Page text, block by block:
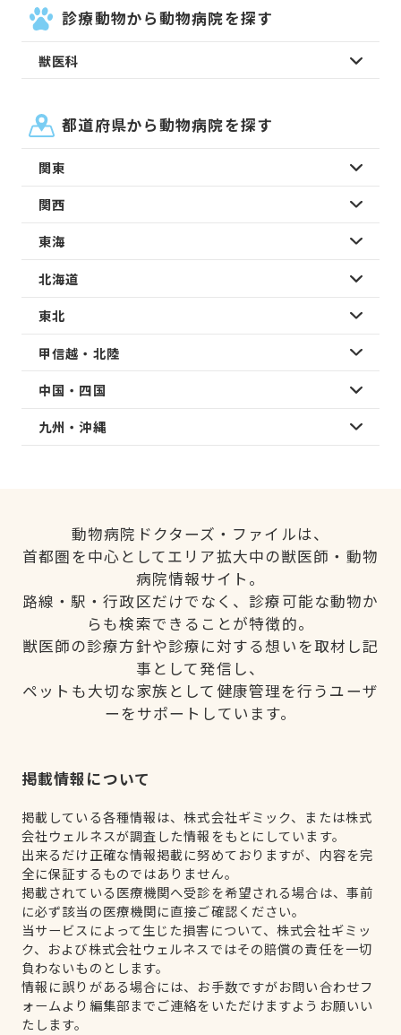
診療動物から動物病院を探す
獣医科
都道府県から動物病院を探す
関東
関西
東海
北海道
東北
甲信越・北陸
中国・四国
九州・沖縄
動物病院ドクターズ・ファイルは、
首都圏を中心としてエリア拡大中の獣医師・動物
病院情報サイト。
路線・駅・行政区だけでなく、診療可能な動物か
らも検索できることが特徴的。
獣医師の診療方針や診療に対する想いを取材し記
事として発信し、
ペットも大切な家族として健康管理を行うユーザ
ーをサポートしています。
掲載情報について
掲載している各種情報は、株式会社ギミック、または株式
会社ウェルネスが調査した情報をもとにしています。
出来るだけ正確な情報掲載に努めておりますが、内容を完
全に保証するものではありません。
掲載されている医療機関へ受診を希望される場合は、事前
に必ず該当の医療機関に直接ご確認ください。
当サービスによって生じた損害について、株式会社ギミッ
ク、および株式会社ウェルネスではその賠償の責任を一切
負わないものとします。
情報に誤りがある場合には、お手数ですがお問い合わせフ
ォームより編集部までご連絡をいただけますようお願いい
たします。